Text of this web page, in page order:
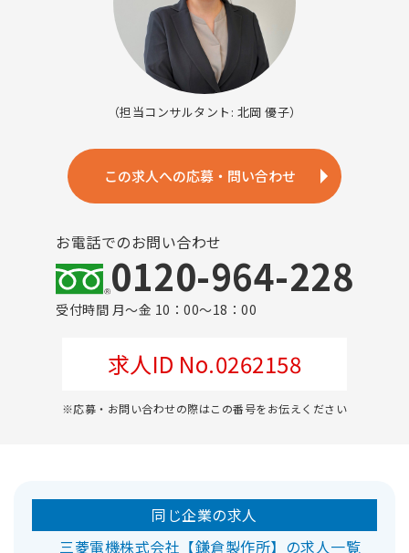
（担当コンサルタント: 北岡 優子）
この求人への応募・問い合わせ
お電話でのお問い合わせ
0120-964-228
受付時間 月～金 10：00～18：00
求人ID No.0262158
※応募・お問い合わせの際はこの番号をお伝えください
同じ企業の求人
三菱電機株式会社【鎌倉製作所】の求人一覧